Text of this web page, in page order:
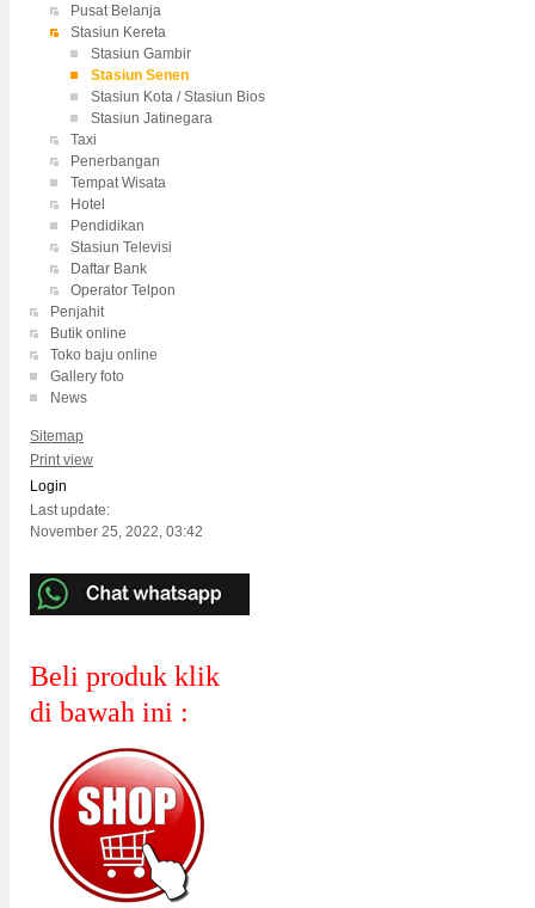
Pusat Belanja
Stasiun Kereta
Stasiun Gambir
Stasiun Senen
Stasiun Kota / Stasiun Bios
Stasiun Jatinegara
Taxi
Penerbangan
Tempat Wisata
Hotel
Pendidikan
Stasiun Televisi
Daftar Bank
Operator Telpon
Penjahit
Butik online
Toko baju online
Gallery foto
News
Sitemap
Print view
Login
Last update:
November 25, 2022, 03:42
Beli produk klik
di bawah ini :